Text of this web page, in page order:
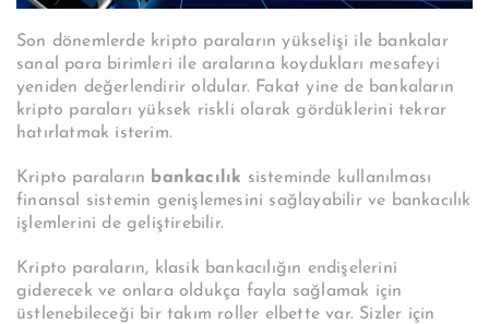
Son dönemlerde kripto paraların yükselişi ile bankalar
sanal para birimleri ile aralarına koydukları mesafeyi
yeniden değerlendirir oldular. Fakat yine de bankaların
kripto paraları yüksek riskli olarak gördüklerini tekrar
hatırlatmak isterim.
Kripto paraların bankacılık sisteminde kullanılması
finansal sistemin genişlemesini sağlayabilir ve bankacılık
işlemlerini de geliştirebilir.
Kripto paraların, klasik bankacılığın endişelerini
giderecek ve onlara oldukça fayla sağlamak için
üstlenebileceği bir takım roller elbette var. Sizler için